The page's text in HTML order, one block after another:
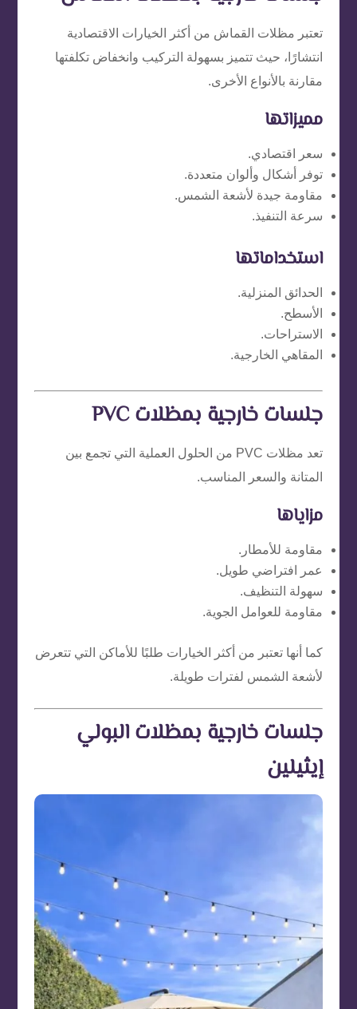
تعتبر مظلات القماش من أكثر الخيارات الاقتصادية
انتشارًا، حيث تتميز بسهولة التركيب وانخفاض تكلفتها
مقارنة بالأنواع الأخرى.
مميزاتها
سعر اقتصادي.
توفر أشكال وألوان متعددة.
مقاومة جيدة لأشعة الشمس.
سرعة التنفيذ.
استخداماتها
الحدائق المنزلية.
الأسطح.
الاستراحات.
المقاهي الخارجية.
جلسات خارجية بمظلات PVC
تعد مظلات PVC من الحلول العملية التي تجمع بين
المتانة والسعر المناسب.
مزاياها
مقاومة للأمطار.
عمر افتراضي طويل.
سهولة التنظيف.
مقاومة للعوامل الجوية.
كما أنها تعتبر من أكثر الخيارات طلبًا للأماكن التي تتعرض
لأشعة الشمس لفترات طويلة.
جلسات خارجية بمظلات البولي
إيثيلين